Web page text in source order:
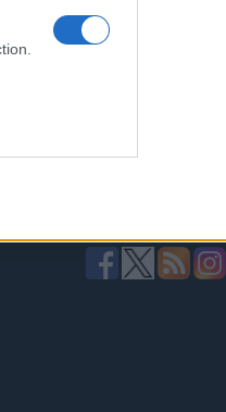
kijelző,